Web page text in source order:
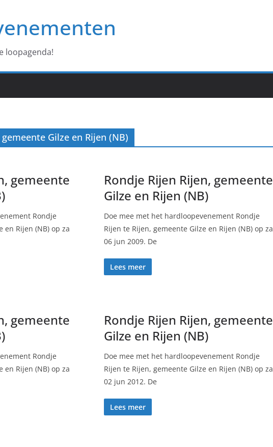
loopagenda!
Gilze en Rijen (NB)
gemeente
Rondje
en Rijen (NB) op za
Rondje Rijen Rijen, gemeente
Gilze en Rijen (NB)
Doe mee met het hardloopevenement Rondje
Rijen te Rijen, gemeente Gilze en Rijen (NB) op za
06 jun 2009. De
Lees meer
gemeente
Rondje
en Rijen (NB) op za
Rondje Rijen Rijen, gemeente
Gilze en Rijen (NB)
Doe mee met het hardloopevenement Rondje
Rijen te Rijen, gemeente Gilze en Rijen (NB) op za
02 jun 2012. De
Lees meer